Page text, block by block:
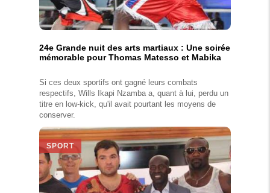
24e Grande nuit des arts martiaux : Une soirée
mémorable pour Thomas Matesso et Mabika
Si ces deux sportifs ont gagné leurs combats
respectifs, Wills Ikapi Nzamba a, quant à lui, perdu un
titre en low-kick, qu'il avait pourtant les moyens de
conserver.
SPORT